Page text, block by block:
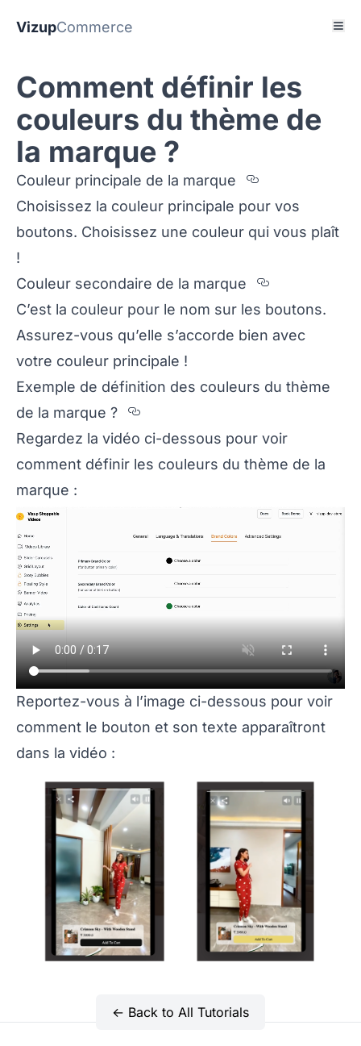
VizupCommerce
Comment définir les
couleurs du thème de
la marque ?
Couleur principale de la marque
Section titled
Choisissez la couleur principale pour vos
boutons. Choisissez une couleur qui vous plaît
!
Couleur secondaire de la marque
Section
C’est la couleur pour le nom sur les boutons.
Assurez-vous qu’elle s’accorde bien avec
votre couleur principale !
Exemple de définition des couleurs du thème
de la marque ?
Section titled
Regardez la vidéo ci-dessous pour voir
comment définir les couleurs du thème de la
marque :
Reportez-vous à l’image ci-dessous pour voir
comment le bouton et son texte apparaîtront
dans la vidéo :
← Back to All Tutorials